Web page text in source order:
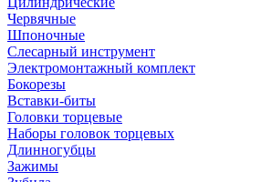
Червячные
Шпоночные
Слесарный инструмент
Электромонтажный комплект
Бокорезы
Вставки-биты
Головки торцевые
Наборы головок торцевых
Длинногубцы
Зажимы